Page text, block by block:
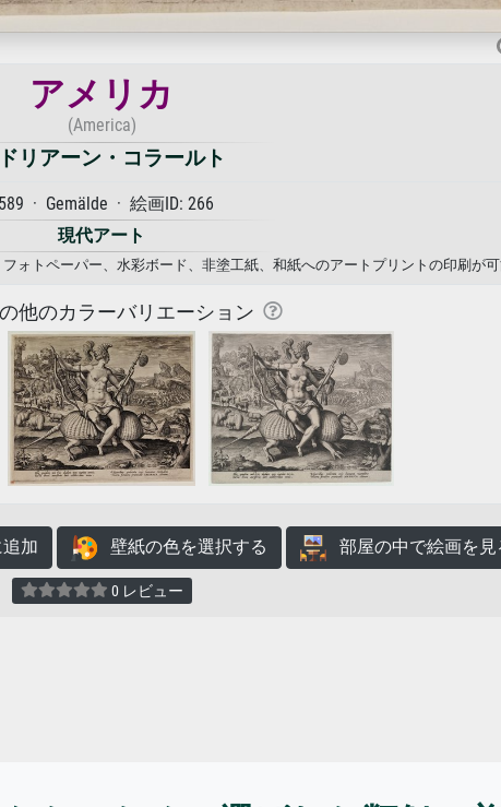
アメリカ
(America)
リアーン・コラールト
· Gemälde · 絵画ID: 266
現代アート
ォトペーパー、水彩ボード、非塗工紙、和紙へのアートプリントの印刷が可
他のカラーバリエーション
加 壁紙の色を選択する 部屋の中で絵画を見
0 レビュー